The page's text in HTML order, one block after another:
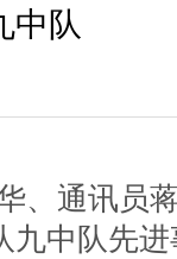
中队
、通讯员
九中队先